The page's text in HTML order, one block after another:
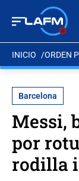
INICIO ORDEN
Barcelona
Messi,
por
rodilla